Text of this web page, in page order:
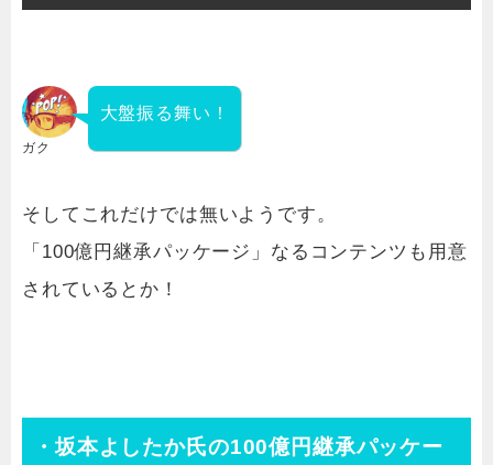
ガク
大盤振る舞い！
そしてこれだけでは無いようです。
「100億円継承パッケージ」なるコンテンツも用意
されているとか！
・坂本よしたか氏の100億円継承パッケー